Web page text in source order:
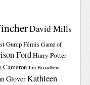
David Mills
GumpFémis Game of
FordHarry Potter
Cameron Jim Broadbent
GloverKathleen